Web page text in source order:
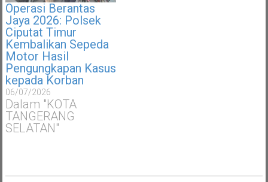
Operasi Berantas
Jaya 2026: Polsek
Ciputat Timur
Kembalikan Sepeda
Motor Hasil
Pengungkapan Kasus
kepada Korban
06/07/2026
Dalam "KOTA
TANGERANG
SELATAN"